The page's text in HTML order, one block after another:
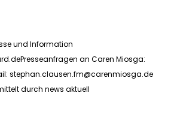
und Information
an Caren Miosga:
stephan.clausen.fm@carenmiosga.de
durch news aktuell